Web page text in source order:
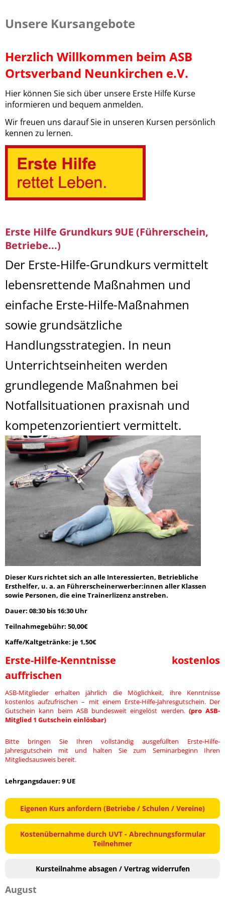
Unsere Kursangebote
Herzlich Willkommen beim ASB
Ortsverband Neunkirchen e.V.
Hier können Sie sich über unsere Erste Hilfe Kurse
informieren und bequem anmelden.
Wir freuen uns darauf Sie in unseren Kursen persönlich
kennen zu lernen.
Erste Hilfe Grundkurs 9UE (Führerschein,
Betriebe...)
Der Erste-Hilfe-Grundkurs vermittelt
lebensrettende Maßnahmen und
einfache Erste-Hilfe-Maßnahmen
sowie grundsätzliche
Handlungsstrategien. In neun
Unterrichtseinheiten werden
grundlegende Maßnahmen bei
Notfallsituationen praxisnah und
kompetenzorientiert vermittelt.
Dieser Kurs richtet sich an alle Interessierten, Betriebliche
Ersthelfer, u. a. an Führerscheinerwerber:innen aller Klassen
sowie Personen, die eine Trainerlizenz anstreben.
Dauer: 08:30 bis 16:30 Uhr
Teilnahmegebühr: 50,00€
Kaffe/Kaltgetränke: je 1,50€
Erste-Hilfe-Kenntnisse kostenlos
auffrischen
ASB-Mitglieder erhalten jährlich die Möglichkeit, ihre Kenntnisse
kostenlos aufzufrischen – mit einem Erste-Hilfe-Jahresgutschein. Der
Gutschein kann beim ASB bundesweit eingelöst werden. (pro ASB-
Mitglied 1 Gutschein einlösbar)
Bitte bringen Sie Ihren vollständig ausgefüllten Erste-Hilfe-
Jahresgutschein mit und halten Sie zum Seminarbeginn Ihren
Mitgliedsausweis bereit.
Lehrgangsdauer: 9 UE
Eigenen Kurs anfordern (Betriebe / Schulen / Vereine)
Kostenübernahme durch UVT - Abrechnungsformular
Teilnehmer
Kursteilnahme absagen / Vertrag widerrufen
August